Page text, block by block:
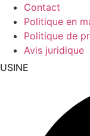
Contact
Politique en
Politique de
Avis juridique
USINE